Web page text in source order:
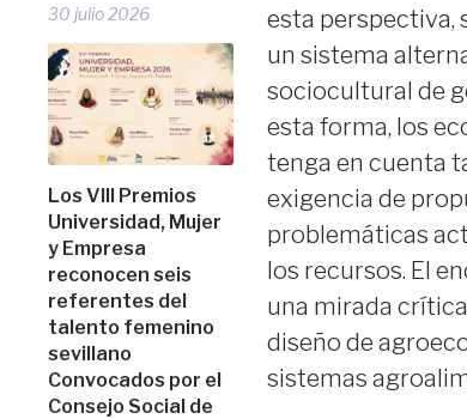
30 julio 2026
Los VIII Premios
Universidad, Mujer
y Empresa
reconocen seis
referentes del
talento femenino
sevillano
Convocados por el
Consejo Social de
esta perspectiva,
un sistema
sociocultural de
esta forma, los
tenga en cuenta
exigencia de
problemáticas
los recursos. El
una mirada
diseño de
sistemas